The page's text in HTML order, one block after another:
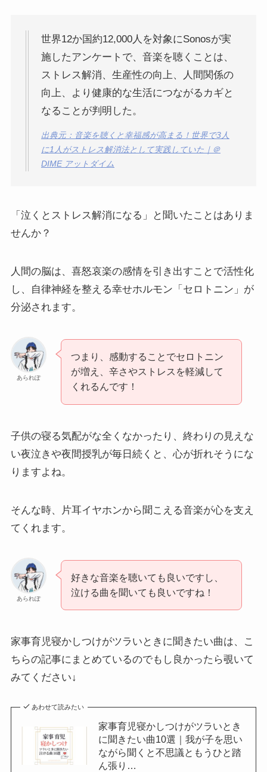
世界12か国約12,000人を対象にSonosが実
施したアンケートで、音楽を聴くことは、
ストレス解消、生産性の向上、人間関係の
向上、より健康的な生活につながるカギと
なることが判明した。
出典元：音楽を聴くと幸福感が高まる！世界で3人
に1人がストレス解消法として実践していた｜＠
DIME アットダイム
「泣くとストレス解消になる」と聞いたことはありま
せんか？
人間の脳は、喜怒哀楽の感情を引き出すことで活性化
し、自律神経を整える幸せホルモン「セロトニン」が
分泌されます。
あられぽ
つまり、感動することでセロトニン
が増え、辛さやストレスを軽減して
くれるんです！
子供の寝る気配がな全くなかったり、終わりの見えな
い夜泣きや夜間授乳が毎日続くと、心が折れそうにな
りますよね。
そんな時、片耳イヤホンから聞こえる音楽が心を支え
てくれます。
あられぽ
好きな音楽を聴いても良いですし、
泣ける曲を聞いても良いですね！
家事育児寝かしつけがツラいときに聞きたい曲は、こ
ちらの記事にまとめているのでもし良かったら覗いて
みてください↓
あわせて読みたい
家事育児寝かしつけがツラいとき
に聞きたい曲10選｜我が子を思い
ながら聞くと不思議ともうひと踏
ん張り…